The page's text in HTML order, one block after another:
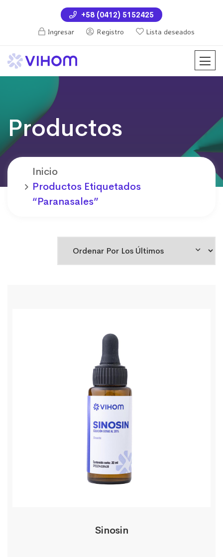
+58 (0412) 5152425
Ingresar
Registro Lista deseados
Productos
Inicio
Productos Etiquetados
“paranasales”
Sinosin